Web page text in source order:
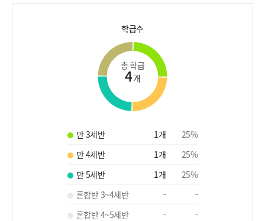
학급수
총 학급
4개
만 3세반 1개 25%
만 4세반
1개 25%
만 5세반
1개 25%
혼합반 3~4세반
-
-
혼합반 4~5세반
-
-